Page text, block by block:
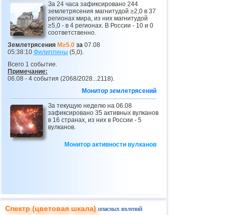
Эквадор 3,0...3,9 3
25 Карибское море 3,8 1
26 Греция
27 Норвегия
28 Пуэрто-Рико
30 Хорватия 3,5 1
31 Сент-Винсент и Гренадины 3,5 1
32 Венесуэла
3,0...3,4 4
37 Польша 3,1
За 24 часа зафиксировано 244
землетрясения магнитудой ≥2,0 в 37
регионах мира, из них магнитудой
≥5,0 - в 4 регионах. В России - 10 и 0
соответственно.
Землетрясения M≥5.0 за 07.08
05:38:10 Филиппины (5,0).
Всего 1 событие.
Примечание:
06.08 - 4 события (2068/2028...2118).
Монитор землетрясений
За текущую неделю на 06.08
зафиксировано 35 активных вулканов
в 16 странах, из них в России - 5
вулканов.
Монитор активности вулканов
Спектр (цветовая шкала)опасных явлений